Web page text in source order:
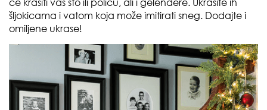
će krasiti vaš sto ili policu, ali i gelendere. Ukrasite ih
šljokicama i vatom koja može imitirati sneg. Dodajte i
omiljene ukrase!